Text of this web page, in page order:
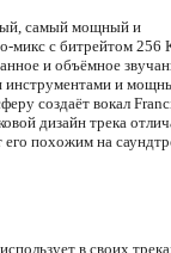
самый мощный и
микс с битрейтом 256
и объёмное
инструментами и
создаёт вокал
дизайн трека
похожим на
в своих